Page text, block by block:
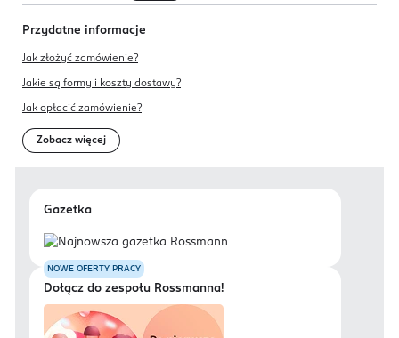
Przydatne informacje
Jak złożyć zamówienie?
Jakie są formy i koszty dostawy?
Jak opłacić zamówienie?
Zobacz więcej
Gazetka
NOWE OFERTY PRACY
Dołącz do zespołu Rossmanna!